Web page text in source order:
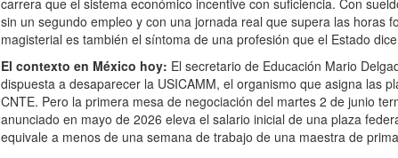
carrera que el sistema económico incentive con suficiencia. Con
sin un segundo empleo y con una jornada real que supera las horas
magisterial es también el síntoma de una profesión que el Estado
El contexto en México hoy: El secretario de Educación Mario
dispuesta a desaparecer la USICAMM, el organismo que asigna las
CNTE. Pero la primera mesa de negociación del martes 2 de junio
anunciado en mayo de 2026 eleva el salario inicial de una plaza
equivale a menos de una semana de trabajo de una maestra de